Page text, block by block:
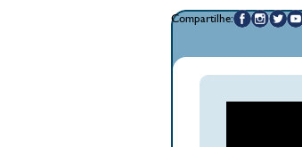
Compartilhe: